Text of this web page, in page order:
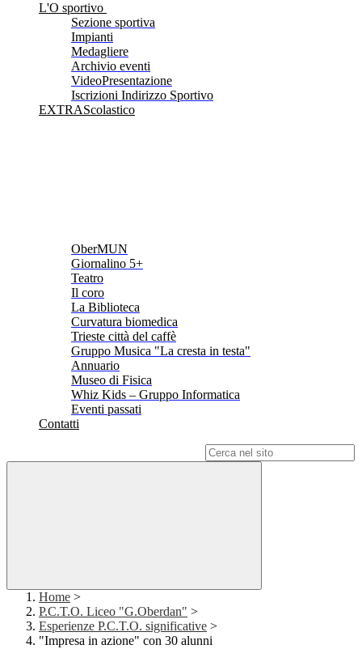
L'O sportivo
Sezione sportiva
Impianti
Medagliere
Archivio eventi
VideoPresentazione
Iscrizioni Indirizzo Sportivo
EXTRAScolastico
OberMUN
Giornalino 5+
Teatro
Il coro
La Biblioteca
Curvatura biomedica
Trieste città del caffè
Gruppo Musica "La cresta in testa"
Annuario
Museo di Fisica
Whiz Kids – Gruppo Informatica
Eventi passati
Contatti
Home >
P.C.T.O. Liceo "G.Oberdan" >
Esperienze P.C.T.O. significative >
"Impresa in azione" con 30 alunni